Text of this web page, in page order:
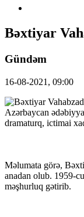
Bəxtiyar
Gündəm
16-08-2021, 09:00
Azərbaycan
dramaturq, ictimai
Məlumata görə,
anadan olub. 1959-
məşhurluq gətirib.